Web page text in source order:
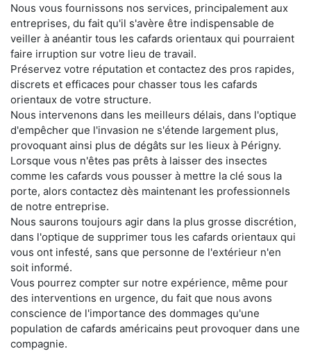
Nous vous fournissons nos services, principalement aux
entreprises, du fait qu'il s'avère être indispensable de
veiller à anéantir tous les cafards orientaux qui pourraient
faire irruption sur votre lieu de travail.
Préservez votre réputation et contactez des pros rapides,
discrets et efficaces pour chasser tous les cafards
orientaux de votre structure.
Nous intervenons dans les meilleurs délais, dans l'optique
d'empêcher que l'invasion ne s'étende largement plus,
provoquant ainsi plus de dégâts sur les lieux à Périgny.
Lorsque vous n'êtes pas prêts à laisser des insectes
comme les cafards vous pousser à mettre la clé sous la
porte, alors contactez dès maintenant les professionnels
de notre entreprise.
Nous saurons toujours agir dans la plus grosse discrétion,
dans l'optique de supprimer tous les cafards orientaux qui
vous ont infesté, sans que personne de l'extérieur n'en
soit informé.
Vous pourrez compter sur notre expérience, même pour
des interventions en urgence, du fait que nous avons
conscience de l'importance des dommages qu'une
population de cafards américains peut provoquer dans une
compagnie.